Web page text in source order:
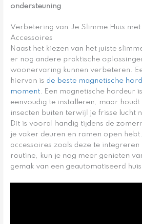
ondersteuning.
Verbetering van Je Slimme Huis
Accessoires
Naast het kiezen van het juiste
er nog andere praktische
woonervaring kunnen verbeteren.
hiervan is de beste magnetische
moment. Een magnetische hordeur
eenvoudig te installeren, maar
insecten buiten terwijl je frisse lucht
Dit is vooral handig tijdens de
je vaker deuren en ramen open
accessoires zoals deze te integreren
routine, kun je nog meer genieten
gemak van een geautomatiseerd